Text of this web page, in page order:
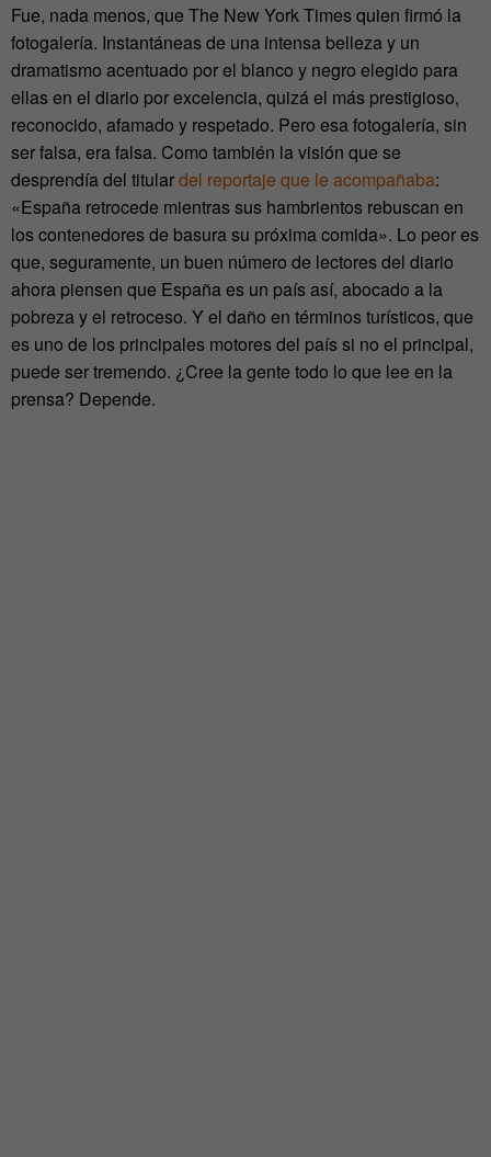
Fue, nada menos, que The New York Times quien firmó la
fotogalería. Instantáneas de una intensa belleza y un
dramatismo acentuado por el blanco y negro elegido para
ellas en el diario por excelencia, quizá el más prestigioso,
reconocido, afamado y respetado. Pero esa fotogalería, sin
ser falsa, era falsa. Como también la visión que se
desprendía del titulardel reportaje que le acompañaba:
«España retrocede mientras sus hambrientos rebuscan en
los contenedores de basura su próxima comida». Lo peor es
que, seguramente, un buen número de lectores del diario
ahora piensen que España es un país así, abocado a la
pobreza y el retroceso. Y el daño en términos turísticos, que
es uno de los principales motores del país si no el principal,
puede ser tremendo. ¿Cree la gente todo lo que lee en la
prensa? Depende.